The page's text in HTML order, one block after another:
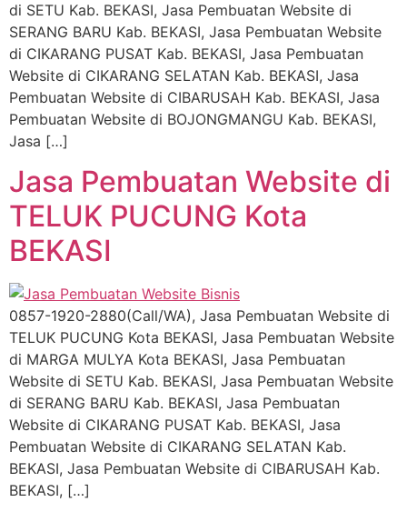
di SETU Kab. BEKASI, Jasa Pembuatan Website di
SERANG BARU Kab. BEKASI, Jasa Pembuatan Website
di CIKARANG PUSAT Kab. BEKASI, Jasa Pembuatan
Website di CIKARANG SELATAN Kab. BEKASI, Jasa
Pembuatan Website di CIBARUSAH Kab. BEKASI, Jasa
Pembuatan Website di BOJONGMANGU Kab. BEKASI,
Jasa […]
Jasa Pembuatan Website di
TELUK PUCUNG Kota
BEKASI
0857-1920-2880(Call/WA), Jasa Pembuatan Website di
TELUK PUCUNG Kota BEKASI, Jasa Pembuatan Website
di MARGA MULYA Kota BEKASI, Jasa Pembuatan
Website di SETU Kab. BEKASI, Jasa Pembuatan Website
di SERANG BARU Kab. BEKASI, Jasa Pembuatan
Website di CIKARANG PUSAT Kab. BEKASI, Jasa
Pembuatan Website di CIKARANG SELATAN Kab.
BEKASI, Jasa Pembuatan Website di CIBARUSAH Kab.
BEKASI, […]